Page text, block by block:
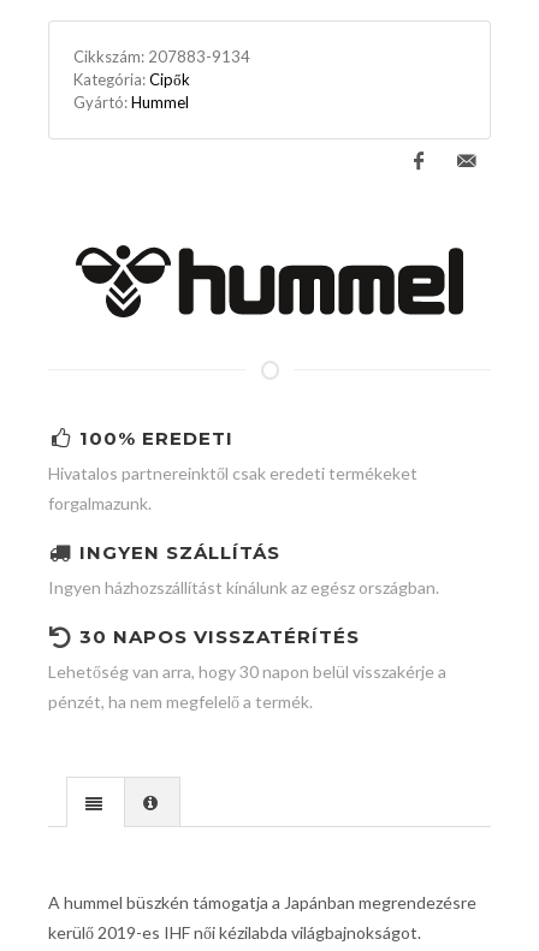
Cikkszám: 207883-9134
Kategória:Cipők
Gyártó:Hummel
100% EREDETI
Hivatalos partnereinktől csak eredeti termékeket
forgalmazunk.
INGYEN SZÁLLÍTÁS
Ingyen házhozszállítást kínálunk az egész országban.
30 NAPOS VISSZATÉRÍTÉS
Lehetőség van arra, hogy 30 napon belül visszakérje a
pénzét, ha nem megfelelő a termék.
A hummel büszkén támogatja a Japánban megrendezésre
kerülő 2019-es IHF női kézilabda világbajnokságot.